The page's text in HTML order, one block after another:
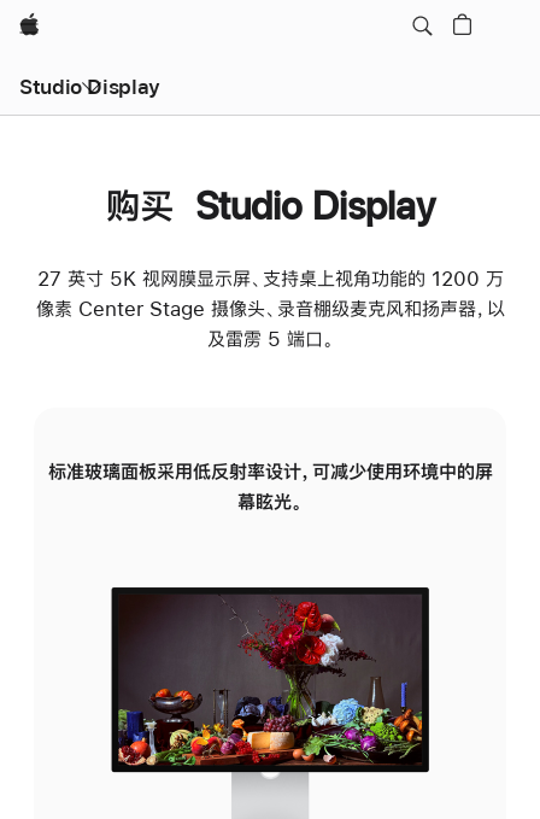
Apple
Studio Display
购买 Studio Display
27 英寸 5K 视网膜显示屏、支持桌上视角功能的 1200 万
像素 Center Stage 摄像头、录音棚级麦克风和扬声器，以
及雷雳 5 端口。
标准玻璃面板采用低反射率设计，可减少使用环境中的屏
幕眩光。